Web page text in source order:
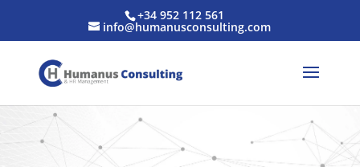
+34 952 112 561
info@humanusconsulting.com